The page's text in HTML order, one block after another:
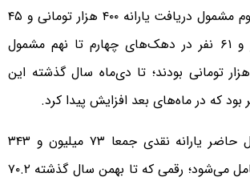
دهک‌های اول تا سوم مشمول دریافت یارانه ۴۰۰ هزار تومانی و ۴۵
میلیون و ۱۷۵ هزار و ۶۱ نفر در دهک‌های چهارم تا نهم مشمول
دریافت یارانه ۳۰۰ هزار تومانی بودند؛ تا دی‌ماه سال گذشته این
بدین ترتیب در حال حاضر یارانه نقدی جمعا ۷۳ میلیون و ۳۴۳
هزار و ۹۸۰ نفر را شامل می‌شود؛ رقمی که تا بهمن سال گذشته ۷۰.۲